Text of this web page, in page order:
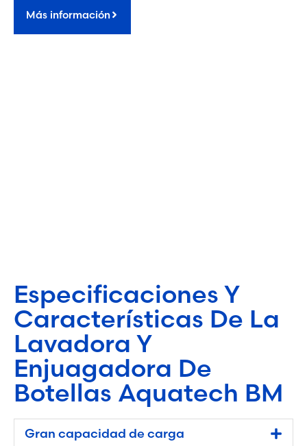
Más información
Especificaciones Y
Características De La
Lavadora Y
Enjuagadora De
Botellas Aquatech BM
Gran capacidad de carga